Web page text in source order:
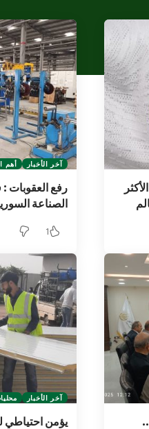
آخر الأخبار أهم
رفع العقوبات
الصناعة
1
آخر الأخبار
يؤمن احتياطي